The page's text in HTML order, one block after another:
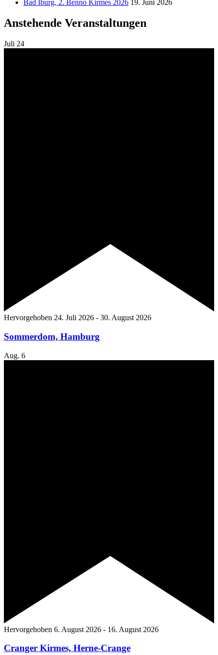
Bad Iburg, 2. Benno Kirmes 2026 19. Juni 2026
Anstehende Veranstaltungen
Juli 24
Hervorgehoben 24. Juli 2026 - 30. August 2026
Sommerdom, Hamburg
Aug. 6
Hervorgehoben 6. August 2026 - 16. August 2026
Cranger Kirmes, Herne-Crange